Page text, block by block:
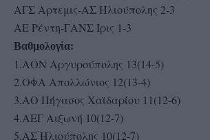
ΑΓΣ Αρτεμις-ΑΣ Ηλιούπολης 2-3
ΑΕ Ρέντη-ΓΑΝΣ Ιρις 1-3
Βαθμολογία:
1.ΑΟΝ Αργυρούπολης 13(14-5)
2.ΟΦΑ Απολλώνιος 12(13-4)
3.ΑΟ Πήγασος Χαϊδαρίου 11(12-6)
4.ΑΕΓ Αιξωνή 10(12-7)
5.ΑΣ Ηλιούπολης 10(12-7)